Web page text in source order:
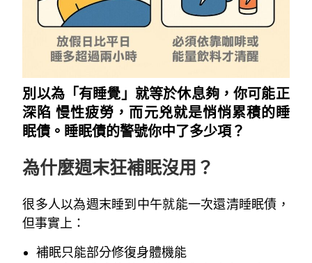
別以為「有睡覺」就等於休息夠，你可能正
深陷 慢性疲勞，而元兇就是悄悄累積的睡
眠債。睡眠債的警號你中了多少項？
為什麼週末狂補眠沒用？
很多人以為週末睡到中午就能一次還清睡眠債，
但事實上：
補眠只能部分修復身體機能